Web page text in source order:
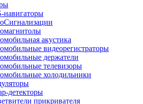
навигаторы
акустика
видеорегистраторы
держатели
телевизоры
холодильники
детекторы
прикривателя